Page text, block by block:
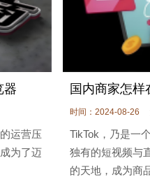
器
运营压
为了迈
国内商家怎样
时间：2024-08-26
TikTok，乃是一
独有的短视频与
的天地，成为商